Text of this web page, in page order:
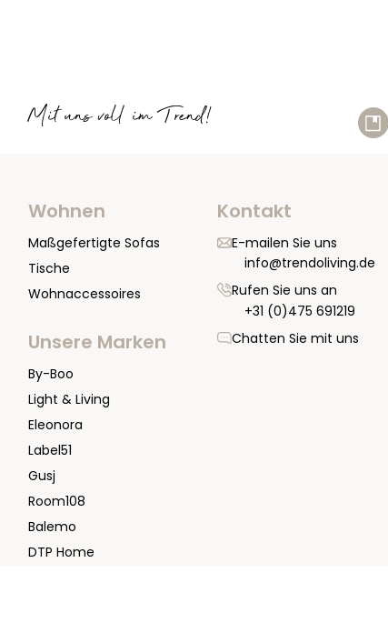
Mit uns voll im Trend!
Wohnen
Maßgefertigte Sofas
Tische
Wohnaccessoires
Unsere Marken
By-Boo
Light & Living
Eleonora
Label51
Gusj
Room108
Balemo
DTP Home
Kontakt
E-mailen Sie uns
info@trendoliving.de
Rufen Sie uns an
+31 (0)475 691219
Chatten Sie mit uns